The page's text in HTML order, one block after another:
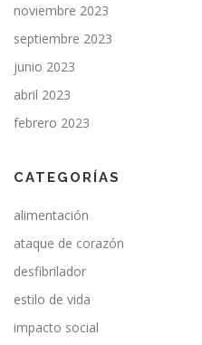
noviembre 2023
septiembre 2023
junio 2023
abril 2023
febrero 2023
CATEGORÍAS
alimentación
ataque de corazón
desfibrilador
estilo de vida
impacto social